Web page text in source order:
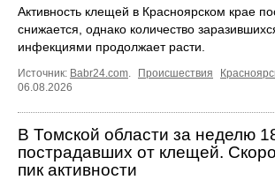
Активность клещей в Красноярском крае
снижается, однако количество
инфекциями продолжает расти.
Источник: Babr24.com Происшествия
06.08.2026
В Томской области за неделю
пострадавших от клещей.
пик активности